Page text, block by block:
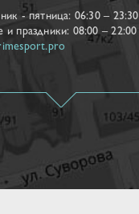
- пятница: 06:30 – 23:30
и праздники: 08:00 – 22:00